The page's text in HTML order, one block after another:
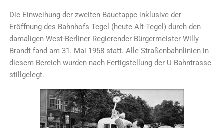
Die Einweihung der zweiten Bauetappe inklusive der
Eröffnung des Bahnhofs Tegel (heute Alt-Tegel) durch den
damaligen West-Berliner Regierender Bürgermeister Willy
Brandt fand am 31. Mai 1958 statt. Alle Straßenbahnlinien in
diesem Bereich wurden nach Fertigstellung der U-Bahntrasse
stillgelegt.